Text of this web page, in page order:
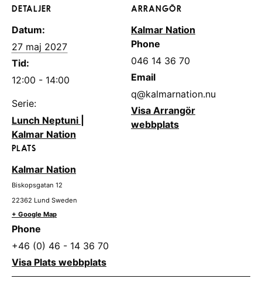
DETALJER
Datum:
27 maj 2027
Tid:
12:00 - 14:00
Serie:
Lunch Neptuni |
Kalmar Nation
PLATS
Kalmar Nation
Biskopsgatan 12
22362 Lund Sweden
+ Google Map
Phone
+46 (0) 46 - 14 36 70
Visa Plats webbplats
ARRANGÖR
Kalmar Nation
Phone
046 14 36 70
Email
q@kalmarnation.nu
Visa Arrangör
webbplats